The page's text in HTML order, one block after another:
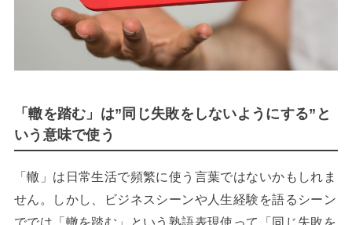
「轍を踏む」は”同じ失敗をしないようにする”と
いう意味で使う
「轍」は日常生活で頻繁に使う言葉ではないかもしれま
せん。しかし、ビジネスシーンや人生経験を語るシーン
ででは「轍を踏む」という熟語表現使って「同じ失敗を